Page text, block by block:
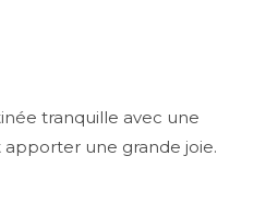
tranquille avec une
une grande joie.